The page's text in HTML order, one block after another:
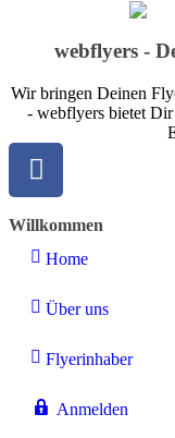
webflyers -
Wir bringen Deinen
- webflyers bietet
Willkommen
Home
Über uns
Flyerinhaber
Anmelden